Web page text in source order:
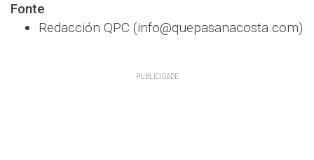
Fonte
Redacción QPC (info@quepasanacosta.com)